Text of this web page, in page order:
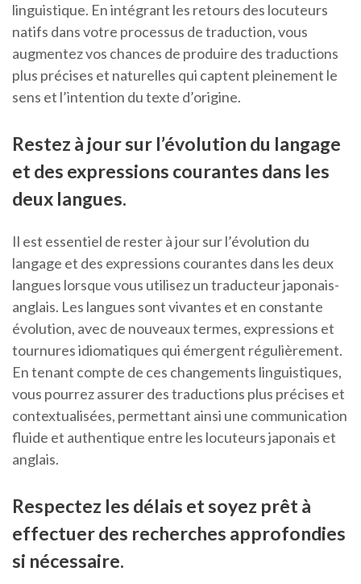
linguistique. En intégrant les retours des locuteurs
natifs dans votre processus de traduction, vous
augmentez vos chances de produire des traductions
plus précises et naturelles qui captent pleinement le
sens et l’intention du texte d’origine.
Restez à jour sur l’évolution du langage
et des expressions courantes dans les
deux langues.
Il est essentiel de rester à jour sur l’évolution du
langage et des expressions courantes dans les deux
langues lorsque vous utilisez un traducteur japonais-
anglais. Les langues sont vivantes et en constante
évolution, avec de nouveaux termes, expressions et
tournures idiomatiques qui émergent régulièrement.
En tenant compte de ces changements linguistiques,
vous pourrez assurer des traductions plus précises et
contextualisées, permettant ainsi une communication
fluide et authentique entre les locuteurs japonais et
anglais.
Respectez les délais et soyez prêt à
effectuer des recherches approfondies
si nécessaire.